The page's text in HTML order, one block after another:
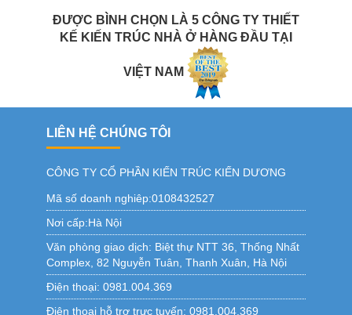
ĐƯỢC BÌNH CHỌN LÀ 5 CÔNG TY THIẾT
KẾ KIẾN TRÚC NHÀ Ở HÀNG ĐẦU TẠI
VIỆT NAM
LIÊN HỆ CHÚNG TÔI
CÔNG TY CỔ PHẦN KIẾN TRÚC KIẾN DƯƠNG
Mã số doanh nghiêp:0108432527
Nơi cấp:Hà Nội
Văn phòng giao dịch: Biệt thự NTT 36, Thống Nhất
Complex, 82 Nguyễn Tuân, Thanh Xuân, Hà Nội
Điện thoại: 0981.004.369
Điện thoại hỗ trợ trực tuyến: 0981.004.369